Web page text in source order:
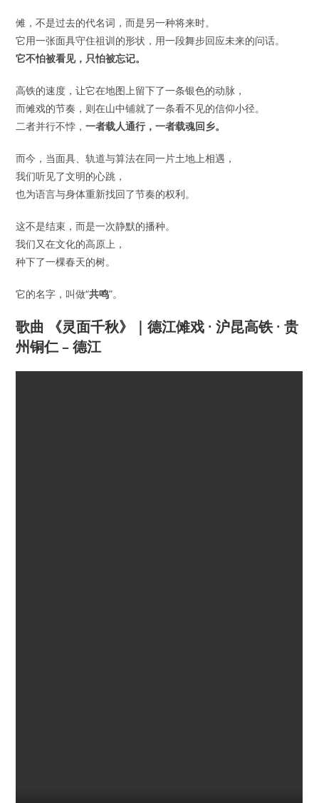
傩，不是过去的代名词，而是另一种将来时。
它用一张面具守住祖训的形状，用一段舞步回应未来的问话。
它不怕被看见，只怕被忘记。
高铁的速度，让它在地图上留下了一条银色的动脉，
而傩戏的节奏，则在山中铺就了一条看不见的信仰小径。
二者并行不悖，一者载人通行，一者载魂回乡。
而今，当面具、轨道与算法在同一片土地上相遇，
我们听见了文明的心跳，
也为语言与身体重新找回了节奏的权利。
这不是结束，而是一次静默的播种。
我们又在文化的高原上，
种下了一棵春天的树。
它的名字，叫做“共鸣”。
歌曲 《灵面千秋》｜德江傩戏 · 沪昆高铁 · 贵
州铜仁 – 德江